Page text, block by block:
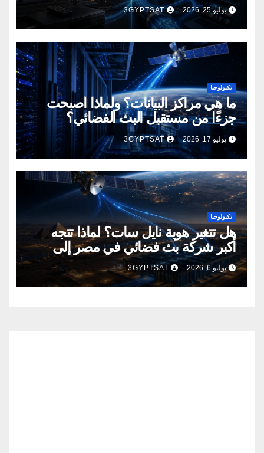
يوليو 25, 2026 3GYPTSAT
تكنولوجيا
ما هي مراكز البيانات؟ ولماذا أصبحت
جزءًا من مستقبل البث الفضائي؟
يوليو 17, 2026 3GYPTSAT
تكنولوجيا
هل تتغير هوية نايل سات؟ لماذا تتجه
أكبر شركة بث فضائي في مصر إلى
إنشاء مراكز بيانات؟
يوليو 6, 2026 3GYPTSAT